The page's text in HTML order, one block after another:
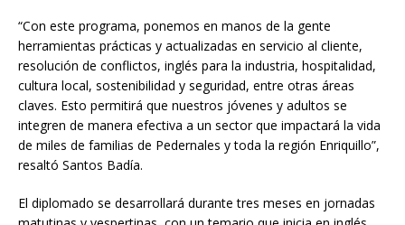
“Con este programa, ponemos en manos de la gente
herramientas prácticas y actualizadas en servicio al cliente,
resolución de conflictos, inglés para la industria, hospitalidad,
cultura local, sostenibilidad y seguridad, entre otras áreas
claves. Esto permitirá que nuestros jóvenes y adultos se
integren de manera efectiva a un sector que impactará la vida
de miles de familias de Pedernales y toda la región Enriquillo”,
resaltó Santos Badía.
El diplomado se desarrollará durante tres meses en jornadas